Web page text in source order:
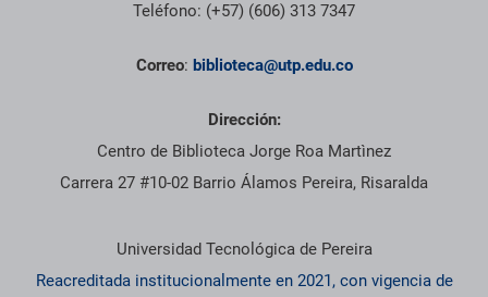
Teléfono: (+57) (606) 313 7347
Correo: biblioteca@utp.edu.co
Dirección:
Centro de Biblioteca Jorge Roa Martìnez
Carrera 27 #10-02 Barrio Álamos Pereira, Risaralda
Información institucional
Universidad Tecnológica de Pereira
Reacreditada institucionalmente en 2021, con vigencia de